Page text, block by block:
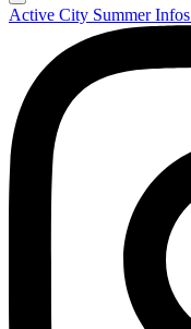
Active City SummerInfos